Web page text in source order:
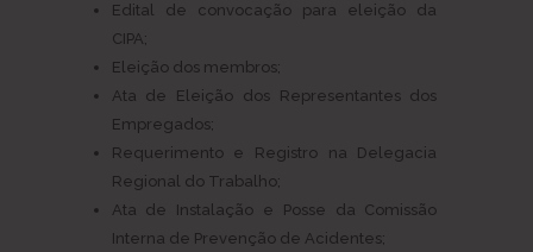
Edital de convocação para eleição da
CIPA;
Eleição dos membros;
Ata de Eleição dos Representantes dos
Empregados;
Requerimento e Registro na Delegacia
Regional do Trabalho;
Ata de Instalação e Posse da Comissão
Interna de Prevenção de Acidentes;